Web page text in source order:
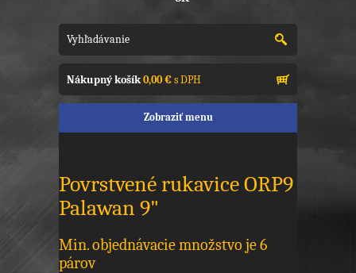
Nákupný košík0,00 €s DPH
Zobraziť menu
Povrstvené rukavice ORP9
Palawan 9"
Min. objednávacie množstvo je 6
párov